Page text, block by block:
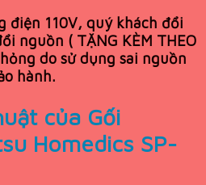
điện 110V, quý khách đổi
nguồn ( TẶNG KÈM THEO
do sử dụng sai nguồn
hành.
của Gối
Homedics SP-